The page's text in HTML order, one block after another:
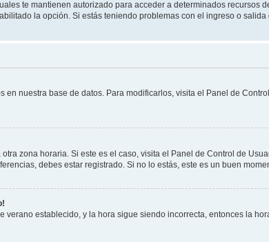
te mantienen autorizado para acceder a determinados recursos
la opción. Si estás teniendo problemas con el ingreso o salida
nuestra base de datos. Para modificarlos, visita el Panel de
zona horaria. Si este es el caso, visita el Panel de Control de
debes estar registrado. Si no lo estás, este es un buen
establecido, y la hora sigue siendo incorrecta, entonces la